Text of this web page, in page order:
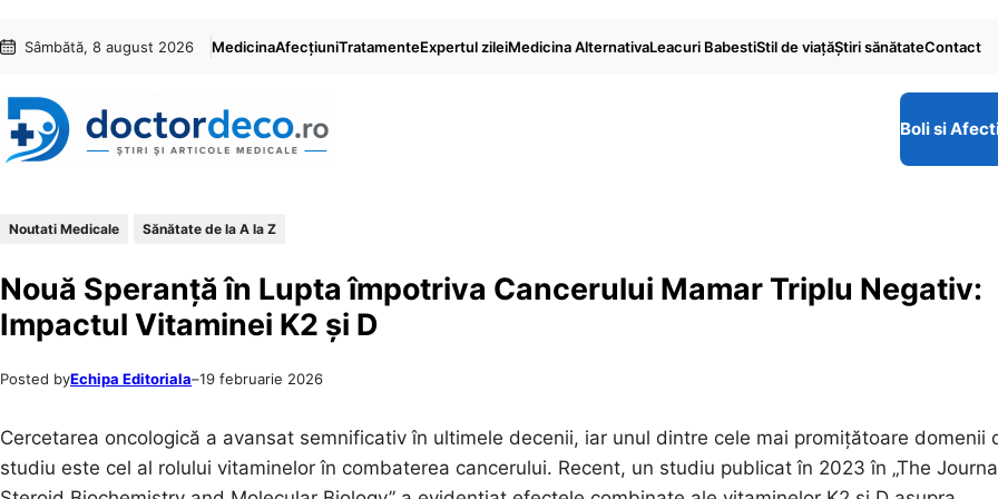
conținut
content
Sâmbătă, 8 august 2026 MedicinaAfecțiuniTratamenteExpertul zileiMedicina AlternativaLeacuri BabestiStil de viaţăŞtiri sănătateContact
Boli si
Noutati Medicale Sănătate de la A la Z
Nouă Speranță în Lupta împotriva Cancerului Mamar Triplu Negativ:
Impactul Vitaminei K2 și D
Posted byEchipa Editoriala–19 februarie 2026
Cercetarea oncologică a avansat semnificativ în ultimele decenii, iar unul dintre cele mai promițătoare domenii
studiu este cel al rolului vitaminelor în combaterea cancerului. Recent, un studiu publicat în 2023 în „The